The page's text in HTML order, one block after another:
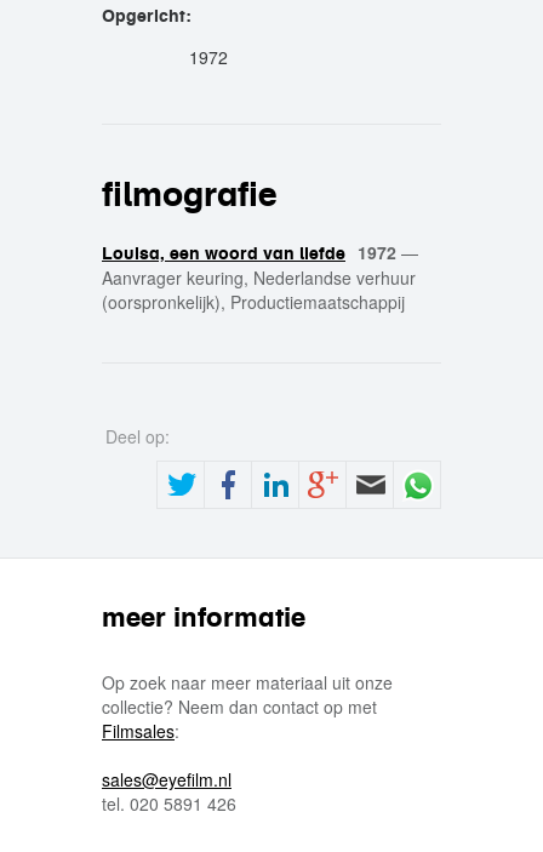
Opgericht:
1972
filmografie
Louisa, een woord van liefde 1972 —
Aanvrager keuring, Nederlandse verhuur
(oorspronkelijk), Productiemaatschappij
Deel op:
meer informatie
Op zoek naar meer materiaal uit onze
collectie? Neem dan contact op met
Filmsales:
sales@eyefilm.nl
tel. 020 5891 426